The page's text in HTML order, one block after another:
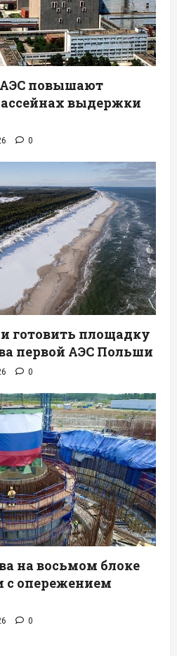
повышают
выдержки
0
готовить площадку
первой АЭС Польши
0
на восьмом блоке
с опережением
0